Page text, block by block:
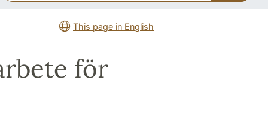
This page in English
för